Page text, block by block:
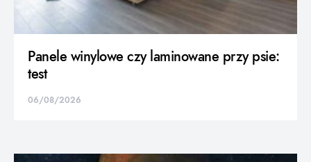
Panele winylowe czy laminowane przy psie:
test
06/08/2026